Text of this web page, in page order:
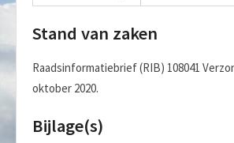
Stand van zaken
Raadsinformatiebrief (RIB) 108041
oktober 2020.
Bijlage(s)